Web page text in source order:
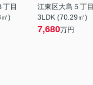
丁目
)
江東区大島５丁目
3LDK (70.29㎡)
7,680万円